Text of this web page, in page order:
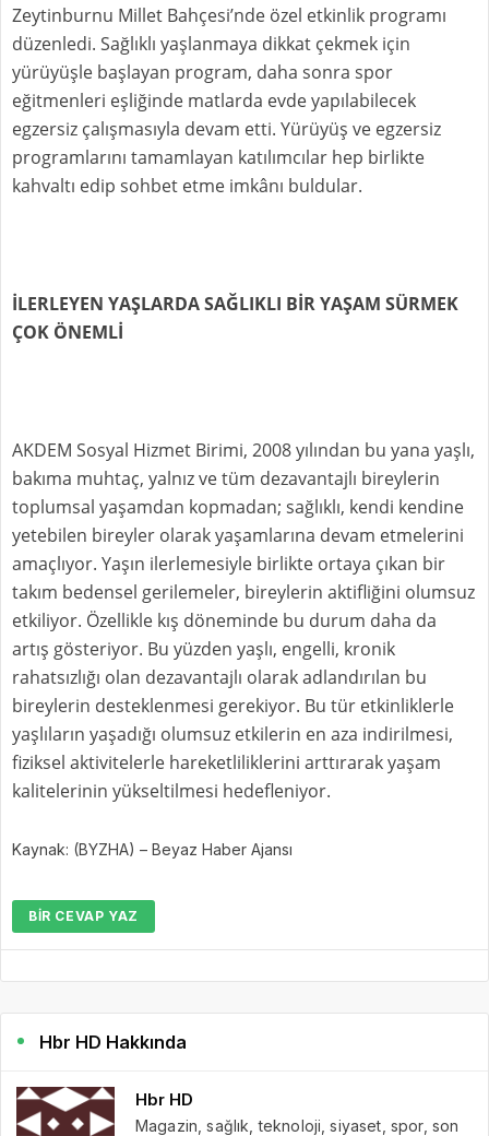
Zeytinburnu Millet Bahçesi’nde özel etkinlik programı
düzenledi. Sağlıklı yaşlanmaya dikkat çekmek için
yürüyüşle başlayan program, daha sonra spor
eğitmenleri eşliğinde matlarda evde yapılabilecek
egzersiz çalışmasıyla devam etti. Yürüyüş ve egzersiz
programlarını tamamlayan katılımcılar hep birlikte
kahvaltı edip sohbet etme imkânı buldular.
İLERLEYEN YAŞLARDA SAĞLIKLI BİR YAŞAM SÜRMEK
ÇOK ÖNEMLİ
AKDEM Sosyal Hizmet Birimi, 2008 yılından bu yana yaşlı,
bakıma muhtaç, yalnız ve tüm dezavantajlı bireylerin
toplumsal yaşamdan kopmadan; sağlıklı, kendi kendine
yetebilen bireyler olarak yaşamlarına devam etmelerini
amaçlıyor. Yaşın ilerlemesiyle birlikte ortaya çıkan bir
takım bedensel gerilemeler, bireylerin aktifliğini olumsuz
etkiliyor. Özellikle kış döneminde bu durum daha da
artış gösteriyor. Bu yüzden yaşlı, engelli, kronik
rahatsızlığı olan dezavantajlı olarak adlandırılan bu
bireylerin desteklenmesi gerekiyor. Bu tür etkinliklerle
yaşlıların yaşadığı olumsuz etkilerin en aza indirilmesi,
fiziksel aktivitelerle hareketliliklerini arttırarak yaşam
kalitelerinin yükseltilmesi hedefleniyor.
Kaynak: (BYZHA) – Beyaz Haber Ajansı
BIR CEVAP YAZ
Hbr HD Hakkında
Hbr HD
Magazin, sağlık, teknoloji, siyaset, spor, son